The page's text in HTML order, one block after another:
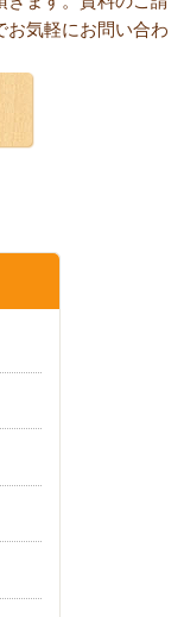
お気軽にお問い合わ